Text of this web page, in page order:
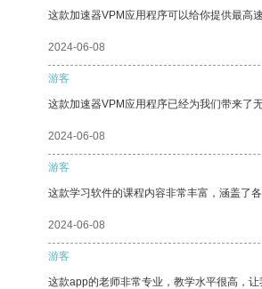
这款加速器VPM应用程序可以给你提供最高
2024-06-08
游客
这款加速器VPM应用程序已经为我们带来了
2024-06-08
游客
这款学习软件的课程内容非常丰富，涵盖了
2024-06-08
游客
这款app的老师非常专业，教学水平很高，让